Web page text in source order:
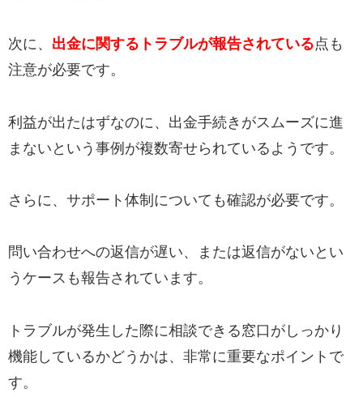
次に、 出金に関するトラブルが報告されている点も
注意が必要です。
利益が出たはずなのに、出金手続きがスムーズに進
まないという事例が複数寄せられているようです。
さらに、サポート体制についても確認が必要です。
問い合わせへの返信が遅い、または返信がないとい
うケースも報告されています。
トラブルが発生した際に相談できる窓口がしっかり
機能しているかどうかは、非常に重要なポイントで
す。